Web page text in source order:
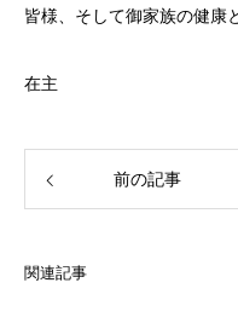
皆様、そして御家族の健康
在主
前の記事
関連記事